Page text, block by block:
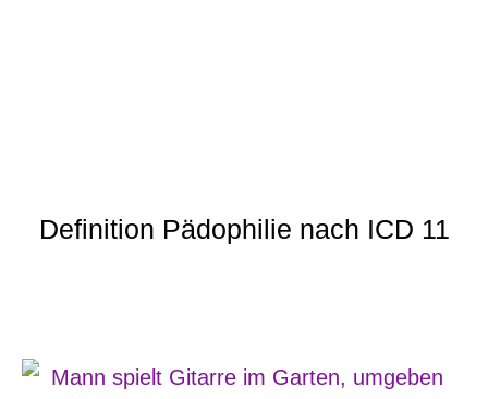
Definition Pädophilie nach ICD 11